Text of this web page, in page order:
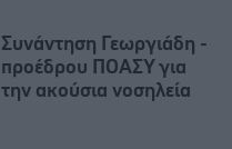
Συνάντηση Γεωργιάδη -
προέδρου ΠΟΑΣΥ για
την ακούσια νοσηλεία